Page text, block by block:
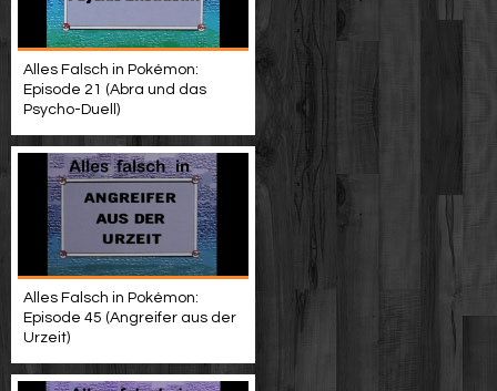
Alles Falsch in Pokémon:
Episode 21 (Abra und das
Psycho-Duell)
Alles Falsch in Pokémon:
Episode 45 (Angreifer aus der
Urzeit)